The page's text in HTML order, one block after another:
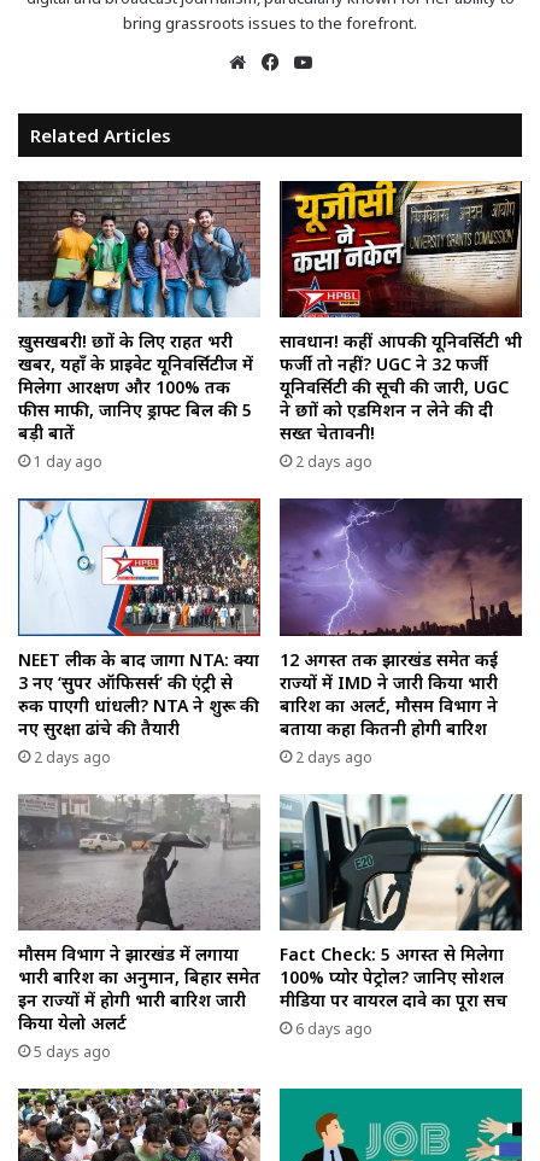
bring grassroots issues to the forefront.
WebsiteFacebook
Related Articles
ख़ुसखबरी! छात्रों के लिए राहत भरी
खबर, यहाँ के प्राइवेट यूनिवर्सिटीज में
मिलेगा आरक्षण और 100% तक
फीस माफी, जानिए ड्राफ्ट बिल की 5
बड़ी बातें
1 day ago
सावधान! कहीं आपकी यूनिवर्सिटी भी
फर्जी तो नहीं? UGC ने 32 फर्जी
यूनिवर्सिटी की सूची की जारी, UGC
ने छात्रों को एडमिशन न लेने की दी
सख्त चेतावनी!
2 days ago
NEET लीक के बाद जागा NTA: क्या
3 नए ‘सुपर ऑफिसर्स’ की एंट्री से
रुक पाएगी धांधली? NTA ने शुरू की
नए सुरक्षा ढांचे की तैयारी
2 days ago
12 अगस्त तक झारखंड समेत कई
राज्यों में IMD ने जारी किया भारी
बारिश का अलर्ट, मौसम विभाग ने
बताया कहा कितनी होगी बारिश
2 days ago
मौसम विभाग ने झारखंड में लगाया
भारी बारिश का अनुमान, बिहार समेत
इन राज्यों में होगी भारी बारिश जारी
किया येलो अलर्ट
5 days ago
Fact Check: 5 अगस्त से मिलेगा
100% प्योर पेट्रोल? जानिए सोशल
मीडिया पर वायरल दावे का पूरा सच
6 days ago